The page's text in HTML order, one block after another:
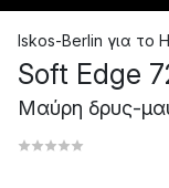
Iskos-Berlin για το
Soft Edge
Μαύρη δρυς-